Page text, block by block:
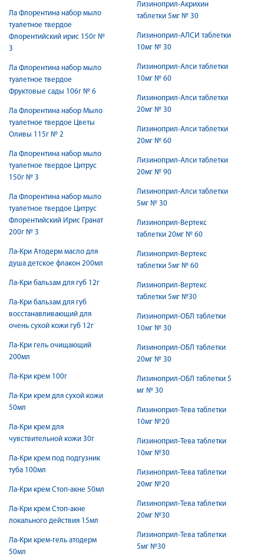
Ла Флорентина набор мыло
туалетное твердое
Флорентийский ирис 150г №
3
Ла Флорентина набор мыло
туалетное твердое
Фруктовые сады 106г № 6
Ла Флорентина набор Мыло
туалетное твердое Цветы
Оливы 115г № 2
Ла Флорентина набор мыло
туалетное твердое Цитрус
150г № 3
Ла Флорентина набор мыло
туалетное твердое Цитрус
Флорентийский Ирис Гранат
200г № 3
Ла-Кри Атодерм масло для
душа детское флакон 200мл
Ла-Кри бальзам для губ 12г
Ла-Кри бальзам для губ
восстанавливающий для
очень сухой кожи губ 12г
Ла-Кри гель очищающий
200мл
Ла-Кри крем 100г
Ла-Кри крем для сухой кожи
50мл
Ла-Кри крем для
чувствительной кожи 30г
Ла-Кри крем под подгузник
туба 100мл
Ла-Кри крем Стоп-акне 50мл
Ла-Кри крем Стоп-акне
локального действия 15мл
Ла-Кри крем-гель атодерм
50мл
Лизиноприл-Акрихин
таблетки 5мг № 30
Лизиноприл-АЛСИ таблетки
10мг № 30
Лизиноприл-Алси таблетки
10мг № 60
Лизиноприл-Алси таблетки
20мг № 30
Лизиноприл-Алси таблетки
20мг № 60
Лизиноприл-Алси таблетки
20мг № 90
Лизиноприл-Алси таблетки
5мг № 30
Лизиноприл-Вертекс
таблетки 20мг № 60
Лизиноприл-Вертекс
таблетки 5мг № 60
Лизиноприл-Вертекс
таблетки 5мг №30
Лизиноприл-ОБЛ таблетки
10мг № 30
Лизиноприл-ОБЛ таблетки
20мг № 30
Лизиноприл-ОБЛ таблетки 5
мг № 30
Лизиноприл-Тева таблетки
10мг №20
Лизиноприл-Тева таблетки
10мг №30
Лизиноприл-Тева таблетки
20мг №20
Лизиноприл-Тева таблетки
20мг №30
Лизиноприл-Тева таблетки
5мг №30